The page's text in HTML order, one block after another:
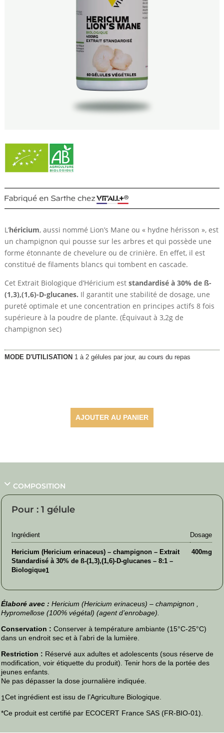
L’héricium, aussi nommé Lion’s Mane ou « hydne hérisson », est
un champignon qui pousse sur les arbres et qui possède une
forme étonnante de chevelure ou de crinière. En effet, il est
constitué de filaments blancs qui tombent en cascade.
Cet Extrait Biologique d’Héricium eststandardisé à 30% de ß-
(1,3),(1,6)-D-glucanes. Il garantit une stabilité de dosage, une
pureté optimale et une concentration en principes actifs 8 fois
supérieure à la poudre de plante. (Équivaut à 3,2g de
champignon sec)
MODE D'UTILISATION 1 à 2 gélules par jour, au cours du repas
AJOUTER AU PANIER
COMPOSITION
Pour : 1 gélule
Ingrédient Dosage
Hericium (Hericium erinaceus) – champignon – Extrait
Standardisé à 30% de ß-(1,3),(1,6)-D-glucanes – 8:1 –
Biologique1
400mg
Élaboré avec : Hericium (Hericium erinaceus) – champignon ,
Hypromellose (100% végétal) (agent d’enrobage).
Conservation : Conserver à température ambiante (15°C-25°C)
dans un endroit sec et à l’abri de la lumière.
Restriction : Réservé aux adultes et adolescents (sous réserve de
modification, voir étiquette du produit). Tenir hors de la portée des
jeunes enfants.
Ne pas dépasser la dose journalière indiquée.
1Cet ingrédient est issu de l’Agriculture Biologique.
*Ce produit est certifié par ECOCERT France SAS (FR-BIO-01).